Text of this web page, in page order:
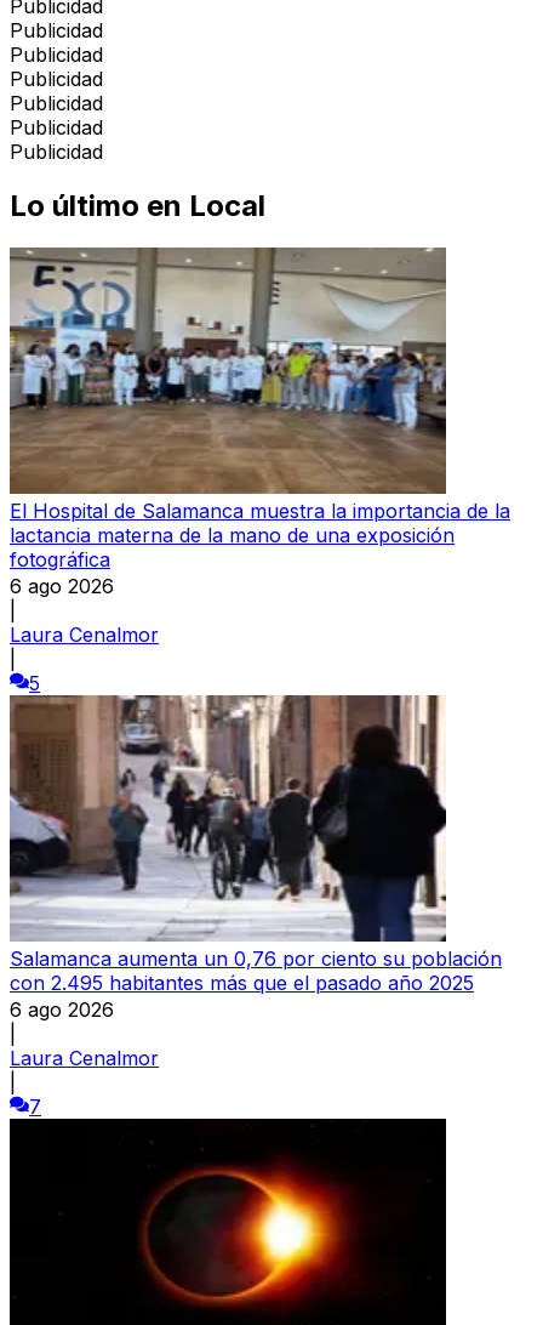
Publicidad
Publicidad
Publicidad
Publicidad
Publicidad
Publicidad
Publicidad
Lo último en Local
El Hospital de Salamanca muestra la importancia de la
lactancia materna de la mano de una exposición
fotográfica
6 ago 2026
Laura Cenalmor
5
Salamanca aumenta un 0,76 por ciento su población
con 2.495 habitantes más que el pasado año 2025
6 ago 2026
Laura Cenalmor
7